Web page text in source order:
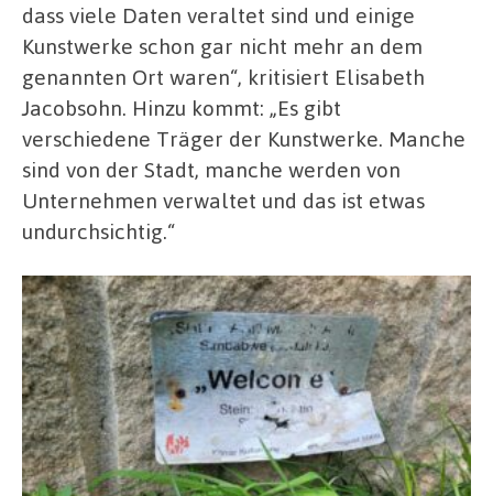
dass viele Daten veraltet sind und einige
Kunstwerke schon gar nicht mehr an dem
genannten Ort waren“, kritisiert Elisabeth
Jacobsohn. Hinzu kommt: „Es gibt
verschiedene Träger der Kunstwerke. Manche
sind von der Stadt, manche werden von
Unternehmen verwaltet und das ist etwas
undurchsichtig.“